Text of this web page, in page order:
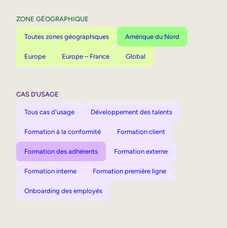
ZONE GÉOGRAPHIQUE
Toutes zones géographiques Amérique du Nord
Europe Europe – France Global
CAS D’USAGE
Tous cas d'usage Développement des talents
Formation à la conformité Formation client
Formation des adhérents Formation externe
Formation interne Formation première ligne
Onboarding des employés